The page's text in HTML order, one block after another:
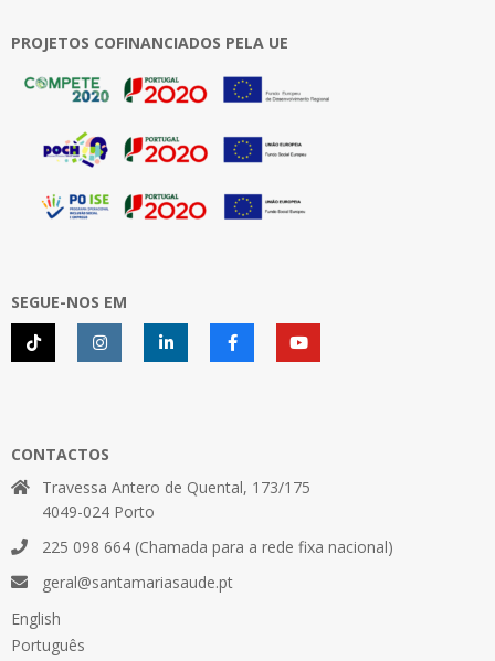
PROJETOS COFINANCIADOS PELA UE
SEGUE-NOS EM
CONTACTOS
Travessa Antero de Quental, 173/175
4049-024 Porto
225 098 664 (Chamada para a rede fixa nacional)
geral@santamariasaude.pt
English
Português